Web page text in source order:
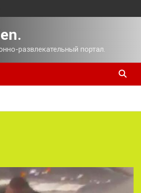
развлекательный портал.